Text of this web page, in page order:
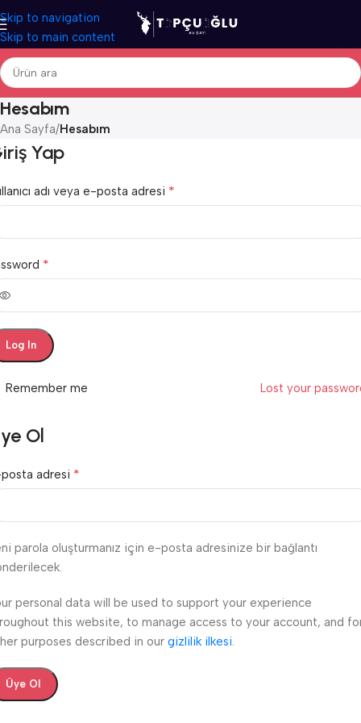
Skip to navigation
Skip to main content
Hesabım
Ana Sayfa/Hesabım
Yap
adı veya e-posta adresi *
*
Log In
Lost your
Remember me
Ol
adresi *
parola oluşturmanız için e-posta adresinize bir bağlantı
personal data will be used to support your experience
this website, to manage access to your account, and
purposes described in our gizlilik ilkesi.
Üye Ol